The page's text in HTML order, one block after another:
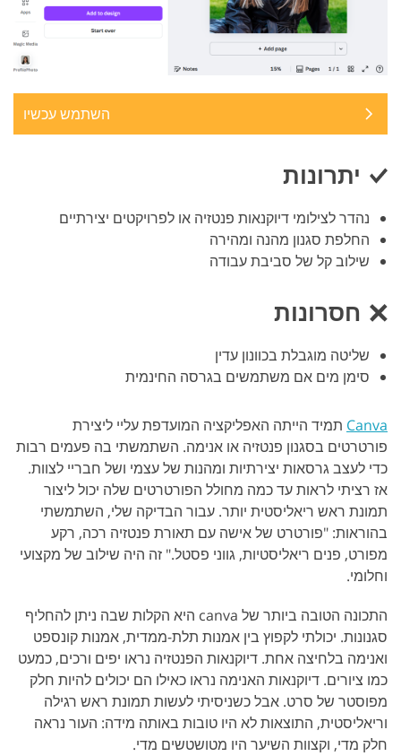
השתמש עכשיו
יתרונות
נהדר לצילומי דיוקנאות פנטזיה או לפרויקטים יצירתיים
החלפת סגנון מהנה ומהירה
שילוב קל של סביבת עבודה
חסרונות
שליטה מוגבלת בכוונון עדין
סימן מים אם משתמשים בגרסה החינמית
Canva תמיד הייתה האפליקציה המועדפת עליי ליצירת
פורטרטים בסגנון פנטזיה או אנימה. השתמשתי בה פעמים רבות
כדי לעצב גרסאות יצירתיות ומהנות של עצמי ושל חבריי לצוות.
אז רציתי לראות עד כמה מחולל הפורטרטים שלה יכול ליצור
תמונת ראש ריאליסטית יותר. עבור הבדיקה שלי, השתמשתי
בהוראות: "פורטרט של אישה עם תאורת פנטזיה רכה, רקע
מפורט, פנים ריאליסטיות, גווני פסטל." זה היה שילוב של מקצועי
וחלומי.
התכונה הטובה ביותר של canva היא הקלות שבה ניתן להחליף
סגנונות. יכולתי לקפוץ בין אמנות תלת-ממדית, אמנות קונספט
ואנימה בלחיצה אחת. דיוקנאות הפנטזיה נראו יפים ורכים, כמעט
כמו ציורים. דיוקנאות האנימה נראו כאילו הם יכולים להיות חלק
מפוסטר של סרט. אבל כשניסיתי לעשות תמונת ראש רגילה
וריאליסטית, התוצאות לא היו טובות באותה מידה: העור נראה
חלק מדי, וקצוות השיער היו מטושטשים מדי.